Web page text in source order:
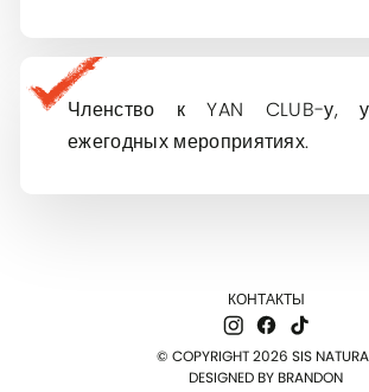
Членство к YAN CLUB-у,
ежегодных мероприятиях.
КОНТАКТЫ
© COPYRIGHT 2026 SIS
DESIGNED BY BRANDON